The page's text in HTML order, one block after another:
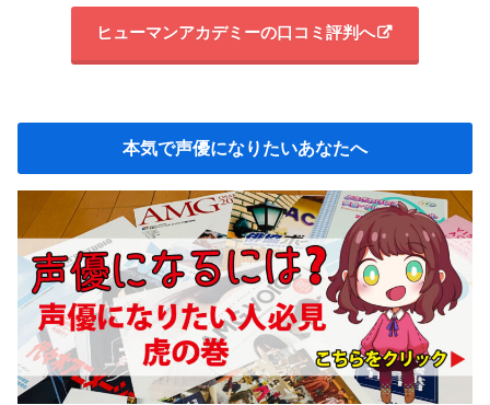
ヒューマンアカデミーの口コミ評判へ
本気で声優になりたいあなたへ